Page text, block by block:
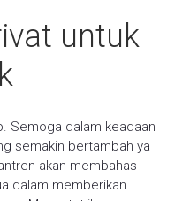
untuk
Semoga dalam keadaan
semakin bertambah ya
akan membahas
dalam memberikan